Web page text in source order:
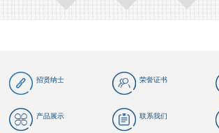
招贤纳士 荣誉证书
产品展示 联系我们